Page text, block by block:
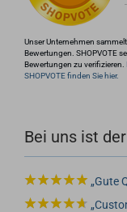
Unser Unternehmen
Bewertungen. SHOPVOTE
Bewertungen zu verifizieren.
SHOPVOTE finden Sie hier.
Bei uns ist
Gute